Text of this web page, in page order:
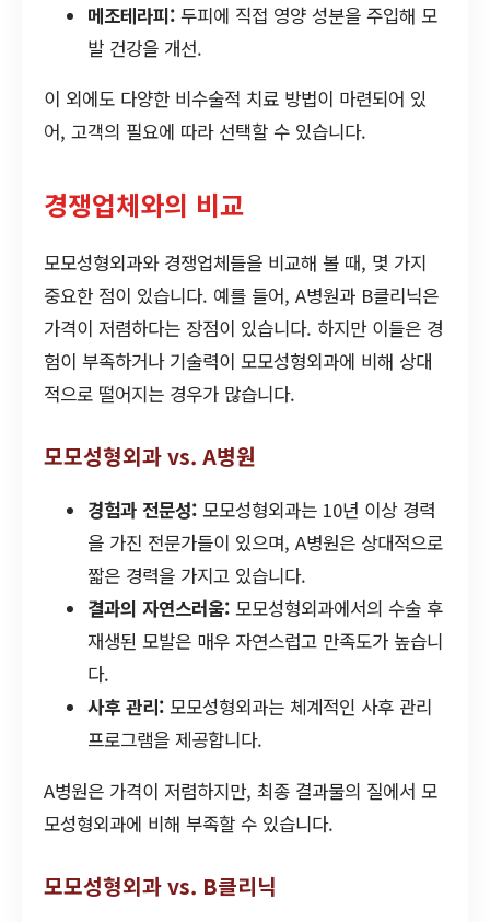
메조테라피: 두피에 직접 영양 성분을 주입해 모
발 건강을 개선.
이 외에도 다양한 비수술적 치료 방법이 마련되어 있
어, 고객의 필요에 따라 선택할 수 있습니다.
경쟁업체와의 비교
모모성형외과와 경쟁업체들을 비교해 볼 때, 몇 가지
중요한 점이 있습니다. 예를 들어, A병원과 B클리닉은
가격이 저렴하다는 장점이 있습니다. 하지만 이들은 경
험이 부족하거나 기술력이 모모성형외과에 비해 상대
적으로 떨어지는 경우가 많습니다.
모모성형외과 vs. A병원
경험과 전문성: 모모성형외과는 10년 이상 경력
을 가진 전문가들이 있으며, A병원은 상대적으로
짧은 경력을 가지고 있습니다.
결과의 자연스러움: 모모성형외과에서의 수술 후
재생된 모발은 매우 자연스럽고 만족도가 높습니
다.
사후 관리: 모모성형외과는 체계적인 사후 관리
프로그램을 제공합니다.
A병원은 가격이 저렴하지만, 최종 결과물의 질에서 모
모성형외과에 비해 부족할 수 있습니다.
모모성형외과 vs. B클리닉